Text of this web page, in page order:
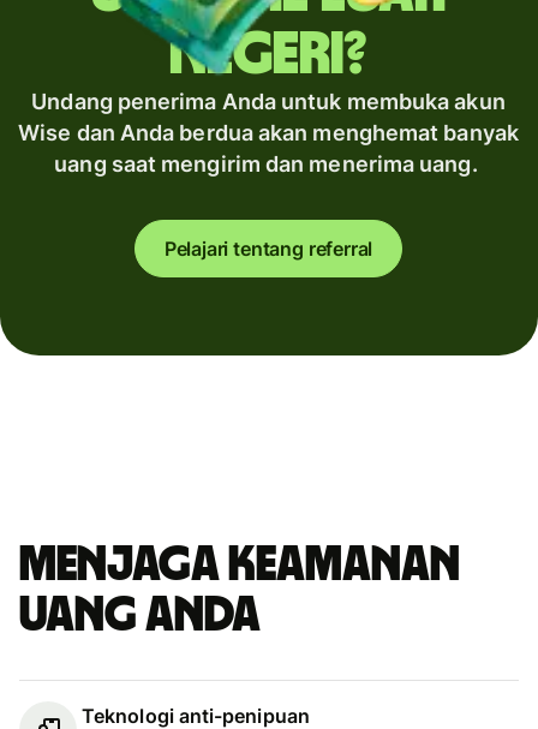
negeri?
Undang penerima Anda untuk membuka akun
Wise dan Anda berdua akan menghemat banyak
uang saat mengirim dan menerima uang.
Pelajari tentang referral
Menjaga keamanan
uang Anda
Teknologi anti-penipuan